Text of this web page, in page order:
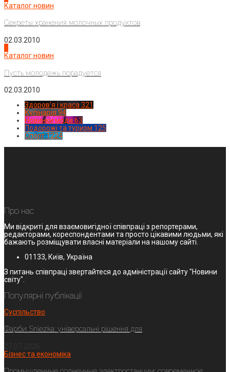
Каталог новин
Секреты хранения молочных продуктов
02.03.2010
Каталог новин
Пусть молодежь порадуется
02.03.2010
Здоров'я і краса 321
Кулінарія 94
Новинки моди 63
Подорожі та туризм 125
Спорт1224
Про нас
Ми відкриті для взаємовигідної співпраці з репортерами,
редакторами, кореспондентами та просто цікавими людьми, які
бажають розміщувати власні матеріали на нашому сайті.
01133, Київ, Україна
З питань співпраці звертайтеся до адміністрації сайту "Новини
світу".
Популярні публікації
Суспільство
Фарби Sniezka: універсальні рішення для
Бізнес та економіка